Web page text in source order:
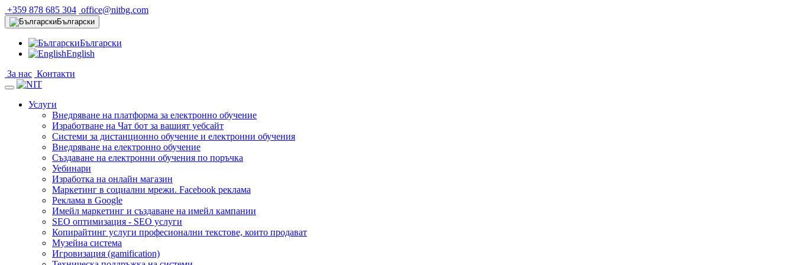
+359 878 685 304 office@nitbg.com
Български
Български
English
За нас Контакти
Услуги
Внедряване на платформа за електронно обучение
Изработване на Чат бот за вашият уебсайт
Системи за дистанционно обучение и електронни обучения
Внедряване на електронно обучение
Създаване на електронни обучения по поръчка
Уебинари
Изработка на онлайн магазин
Маркетинг в социални мрежи. Facebook реклама
Реклама в Google
Имейл маркетинг и създаване на имейл кампании
SEO оптимизация - SEO услуги
Копирайтинг услуги професионални текстове, които продават
Музейна система
Игровизация (gamification)